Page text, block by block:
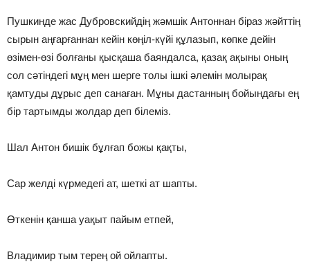
Пушкинде жас Дубровскийдің жәмшік Антоннан біраз жәйттің
сырын аңғарғаннан кейін көңіл-күйі құлазып, көпке дейін
өзімен-өзі болғаны қысқаша баяндалса, қазақ ақыны оның
сол сәтіндегі мұң мен шерге толы ішкі әлемін молырақ
қамтуды дұрыс деп санаған. Мұны дастанның бойындағы ең
бір тартымды жолдар деп білеміз.
Шал Антон бишік бұлғап божы қақты,
Сар желді күрмедегі ат, шеткі ат шапты.
Өткенін қанша уақыт пайым етпей,
Владимир тым терең ой ойлапты.